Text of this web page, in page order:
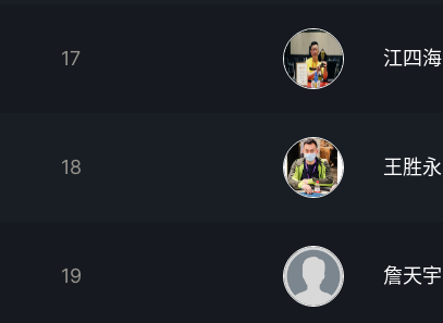
17 江四海
18 王胜永
19 詹天宇